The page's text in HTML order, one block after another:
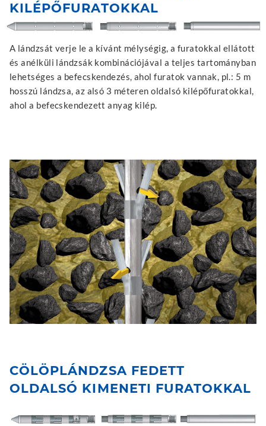
KILÉPŐFURATOKKAL
A lándzsát verje le a kívánt mélységig, a furatokkal ellátott
és anélküli lándzsák kombinációjával a teljes tartományban
lehetséges a befecskendezés, ahol furatok vannak, pl.: 5 m
hosszú lándzsa, az alsó 3 méteren oldalsó kilépőfuratokkal,
ahol a befecskendezett anyag kilép.
CÖLÖPLÁNDZSA FEDETT
OLDALSÓ KIMENETI FURATOKKAL